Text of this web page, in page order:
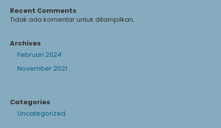
Recent Comments
Tidak ada komentar untuk ditampilkan.
Archives
Februari 2024
November 2021
Categories
Uncategorized